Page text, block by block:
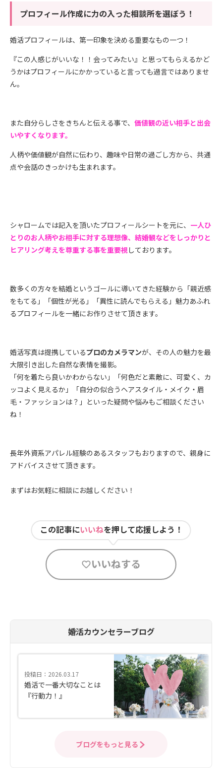
プロフィール作成に力の入った相談所を選ぼう！
婚活プロフィールは、第一印象を決める重要なもの一つ！
『この人感じがいいな！！会ってみたい』と思ってもらえるかど
うかはプロフィールにかかっていると言っても過言ではありませ
ん。
また自分らしさをきちんと伝える事で、 価値観の近い相手と出会
いやすくなります。
人柄や価値観が自然に伝わり、趣味や日常の過ごし方から、共通
点や会話のきっかけも生まれます。
シャロームでは記入を頂いたプロフィールシートを元に、 一人ひ
とりのお人柄やお相手に対する理想像、結婚観などをしっかりと
ヒアリング考えを尊重する事を重要視しております。
数多くの方々を結婚というゴールに導いてきた経験から「親近感
をもてる」「個性が光る」「異性に読んでもらえる」魅力あふれ
るプロフィールを一緒にお作りさせて頂きます。
婚活写真は提携しているプロのカメラマンが、その人の魅力を最
大限引き出した自然な表情を撮影。
「何を着たら良いかわからない」「何色だと素敵に、可愛く、カ
ッコよく見えるか」「自分の似合うヘアスタイル・メイク・眉
毛・ファッションは？」といった疑問や悩みもご相談ください
ね！
長年外資系アパレル経験のあるスタッフもおりますので、親身に
アドバイスさせて頂きます。
まずはお気軽に相談にお越しください！
この記事にいいねを押して応援しよう！
いいねする
婚活カウンセラーブログ
投稿日：2026.03.17
婚活で一番大切なことは
『行動力！』
ブログをもっと見る